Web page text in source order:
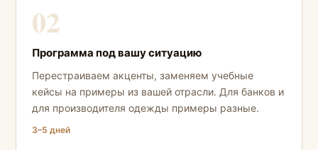
02
Программа под вашу ситуацию
Перестраиваем акценты, заменяем учебные
кейсы на примеры из вашей отрасли. Для банков и
для производителя одежды примеры разные.
3–5 дней